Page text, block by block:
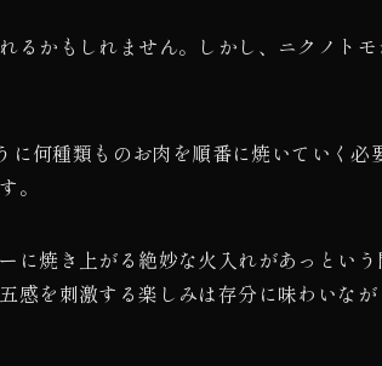
るかもしれません。しかし、ニクノトモ
何種類ものお肉を順番に焼いていく必
。
に焼き上がる絶妙な火入れがあっという
感を刺激する楽しみは存分に味わいなが